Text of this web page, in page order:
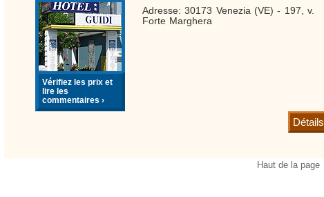
Vérifiez les prix et
lire les
commentaires ›
Adresse: 30173 Venezia (VE) - 197, v.
Forte Marghera
Détails
Haut de la page